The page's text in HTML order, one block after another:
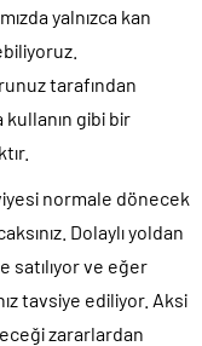
yalnızca kan
tarafından
gibi bir
normale dönecek
Dolaylı yoldan
satılıyor ve eğer
tavsiye ediliyor. Aksi
zararlardan